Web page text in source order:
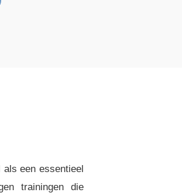
een essentieel
trainingen die